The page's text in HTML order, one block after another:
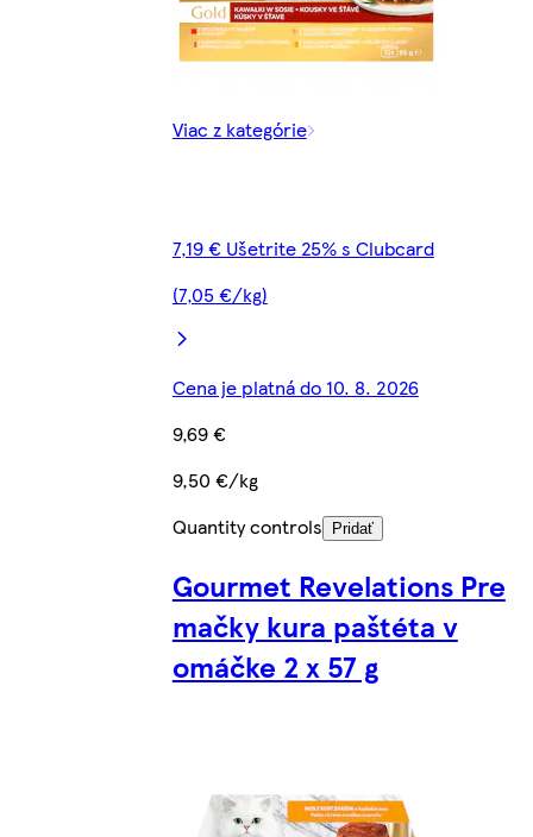
Viac z kategórie
7,19 € Ušetrite 25% s Clubcard
(7,05 €/kg)
Cena je platná do 10. 8. 2026
9,69 €
9,50 €/kg
Quantity controls
Pridať
Gourmet Revelations Pre
mačky kura paštéta v
omáčke 2 x 57 g